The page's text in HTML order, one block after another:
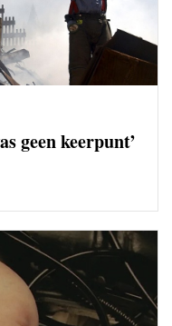
geen keerpunt’